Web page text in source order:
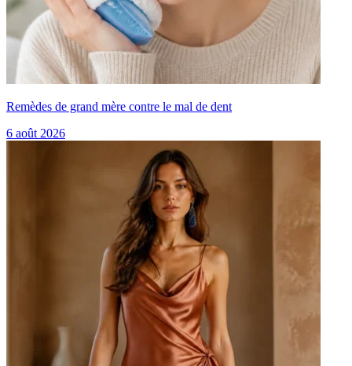
Remèdes de grand mère contre le mal de dent
6 août 2026